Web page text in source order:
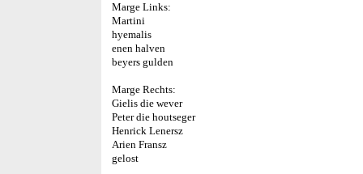
Marge Links:
Martini
hyemalis
enen halven
beyers gulden
Marge Rechts:
Gielis die wever
Peter die houtseger
Henrick Lenersz
Arien Fransz
gelost